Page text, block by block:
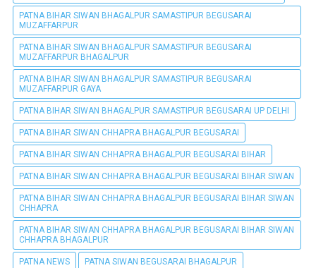
PATNA BIHAR SIWAN BHAGALPUR SAMASTIPUR BEGUSARAI
MUZAFFARPUR
PATNA BIHAR SIWAN BHAGALPUR SAMASTIPUR BEGUSARAI
MUZAFFARPUR BHAGALPUR
PATNA BIHAR SIWAN BHAGALPUR SAMASTIPUR BEGUSARAI
MUZAFFARPUR GAYA
PATNA BIHAR SIWAN BHAGALPUR SAMASTIPUR BEGUSARAI UP DELHI
PATNA BIHAR SIWAN CHHAPRA BHAGALPUR BEGUSARAI
PATNA BIHAR SIWAN CHHAPRA BHAGALPUR BEGUSARAI BIHAR
PATNA BIHAR SIWAN CHHAPRA BHAGALPUR BEGUSARAI BIHAR SIWAN
PATNA BIHAR SIWAN CHHAPRA BHAGALPUR BEGUSARAI BIHAR SIWAN
CHHAPRA
PATNA BIHAR SIWAN CHHAPRA BHAGALPUR BEGUSARAI BIHAR SIWAN
CHHAPRA BHAGALPUR
PATNA NEWS PATNA SIWAN BEGUSARAI BHAGALPUR